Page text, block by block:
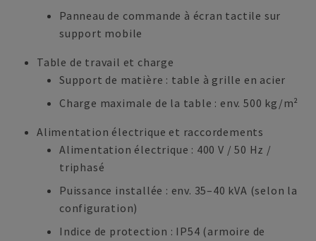
Panneau de commande à écran tactile sur
support mobile
Table de travail et charge
Support de matière : table à grille en acier
Charge maximale de la table : env. 500 kg/m²
Alimentation électrique et raccordements
Alimentation électrique : 400 V / 50 Hz /
triphasé
Puissance installée : env. 35–40 kVA (selon la
configuration)
Indice de protection : IP54 (armoire de